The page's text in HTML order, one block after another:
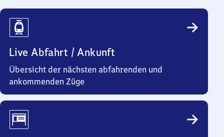
Reiseinfos
Live Abfahrt / Ankunft
Übersicht der nächsten abfahrenden und
ankommenden Züge